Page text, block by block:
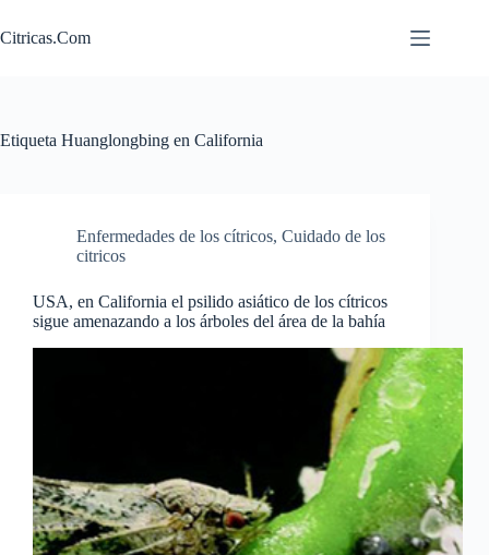
al
contenido
Citricas.Com
Etiqueta Huanglongbing en California
Enfermedades de los cítricos, Cuidado de los
citricos
USA, en California el psilido asiático de los cítricos
sigue amenazando a los árboles del área de la bahía